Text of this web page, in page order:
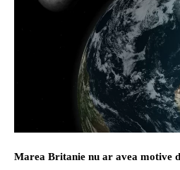
Marea Britanie nu ar avea motive